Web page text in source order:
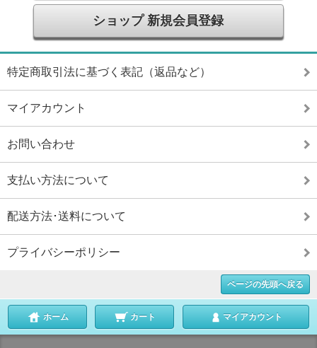
ショップ 新規会員登録
特定商取引法に基づく表記（返品など）
マイアカウント
お問い合わせ
支払い方法について
配送方法･送料について
プライバシーポリシー
ページの先頭へ戻る
ホーム カート マイアカウント